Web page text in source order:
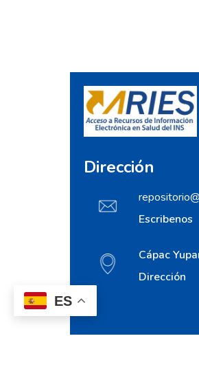
ES
Dirección
Escribenos
Cápac
Dirección